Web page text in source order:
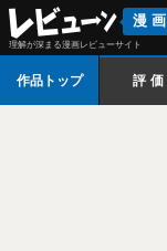
漫画
理解が深まる漫画レビューサイト
作品トップ 評価